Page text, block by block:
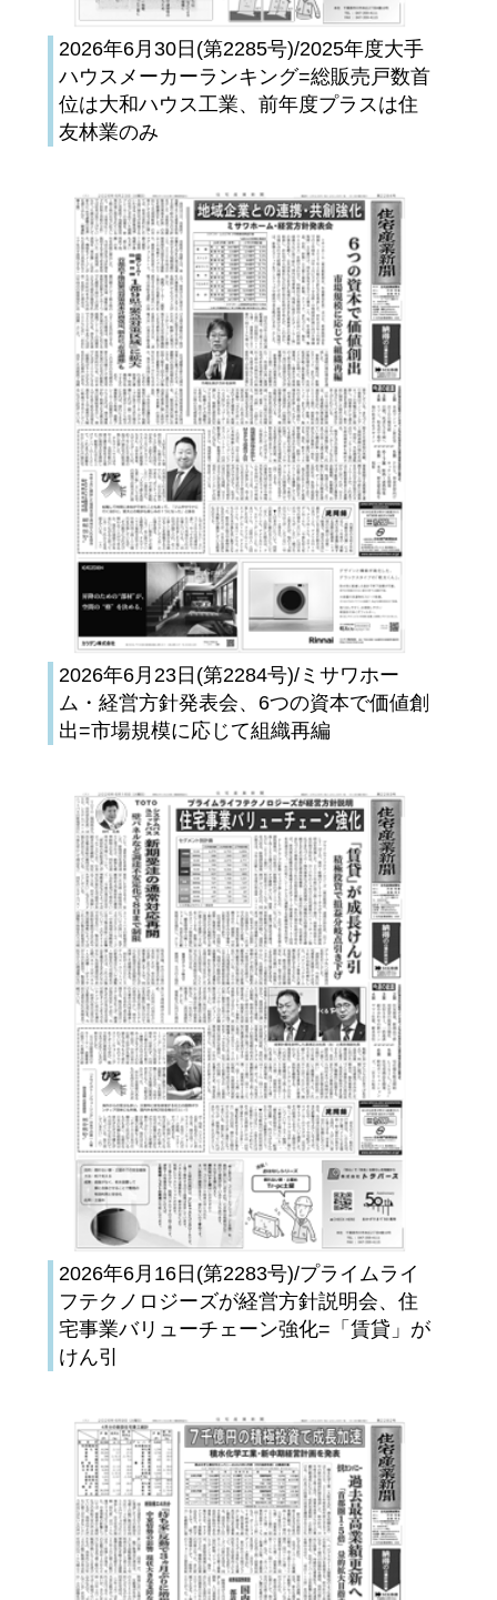
2026年6月30日(第2285号)/2025年度大手
ハウスメーカーランキング=総販売戸数首
位は大和ハウス工業、前年度プラスは住
友林業のみ
2026年6月23日(第2284号)/ミサワホー
ム・経営方針発表会、6つの資本で価値創
出=市場規模に応じて組織再編
2026年6月16日(第2283号)/プライムライ
フテクノロジーズが経営方針説明会、住
宅事業バリューチェーン強化=「賃貸」が
けん引